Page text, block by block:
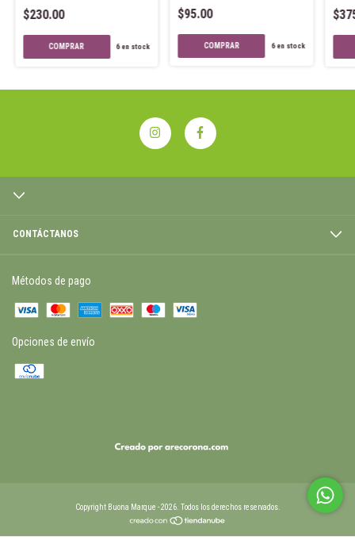
$230.00
6en stock
$95.00
6en stock
CONTÁCTANOS
Métodos de pago
Opciones de envío
Copyright Buona Marque - 2026. Todos los derechos reservados.